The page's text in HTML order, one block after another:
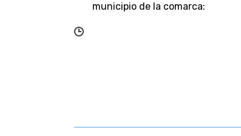
municipio de la comarca: